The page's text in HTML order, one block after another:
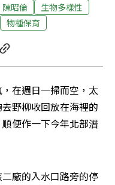
陳昭倫
生物多樣性
物種保育
在週日一掃而空，太
野柳收回放在海裡的
便作一下今年北部潛
廠的入水口路旁的停